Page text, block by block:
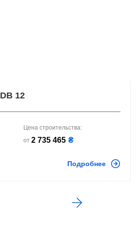
DB 12
Цена строительства:
от 2 735 465 ₴
Подробнее